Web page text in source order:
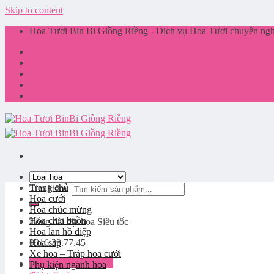
Skip to content
Hoa Tươi Bin Bi Giồng Riềng - Dịch vụ Hoa Tươi chuyên
Tìm kiếm:
Tổng đài đặt hoa Siêu tốc
0916.33.77.45
Đăng nhập / Đăng ký
Trang chủ
Hoa cưới
Hoa chúc mừng
Hoa chia buồn
Hoa lan hồ điệp
Hoa sáp
Xe hoa – Tráp hoa cưới
Phụ kiện ngành hoa